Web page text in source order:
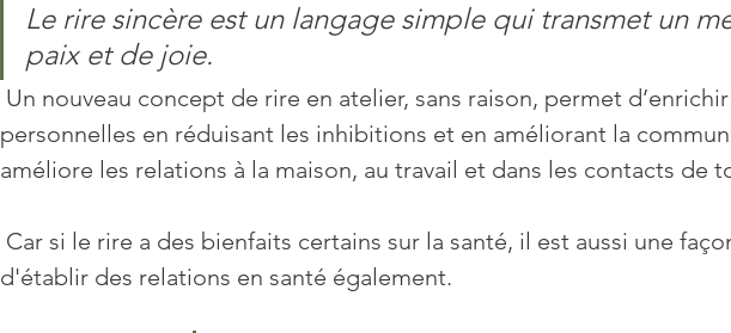
Le rire sincère est un langage simple qui transmet un
paix et de joie.
personnelles en réduisant les inhibitions et en améliorant la
améliore les relations à la maison, au travail et dans les contacts de
d'établir des relations en santé également.